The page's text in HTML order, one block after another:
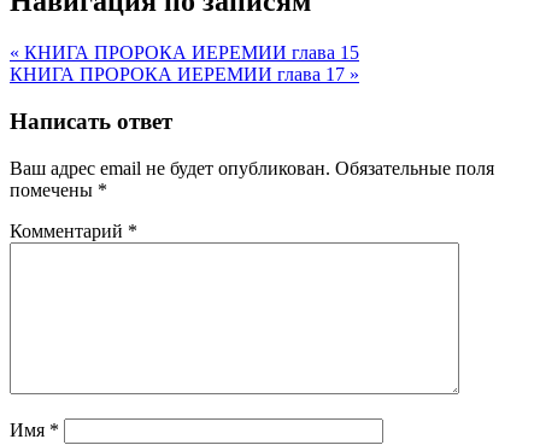
« КНИГА ПРОРОКА ИЕРЕМИИ глава 15
КНИГА ПРОРОКА ИЕРЕМИИ глава 17 »
Написать ответ
Ваш адрес email не будет опубликован. Обязательные поля
помечены *
Комментарий *
Имя *